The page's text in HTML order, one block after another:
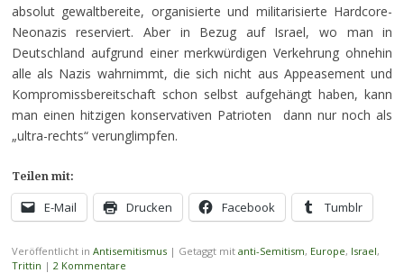
absolut gewaltbereite, organisierte und militarisierte Hardcore-
Neonazis reserviert. Aber in Bezug auf Israel, wo man in
Deutschland aufgrund einer merkwürdigen Verkehrung ohnehin
alle als Nazis wahrnimmt, die sich nicht aus Appeasement und
Kompromissbereitschaft schon selbst aufgehängt haben, kann
man einen hitzigen konservativen Patrioten dann nur noch als
„ultra-rechts“ verunglimpfen.
Teilen mit:
E-Mail Drucken Facebook Tumblr
Veröffentlicht in Antisemitismus | Getaggt mit anti-Semitism, Europe, Israel,
Trittin | 2 Kommentare